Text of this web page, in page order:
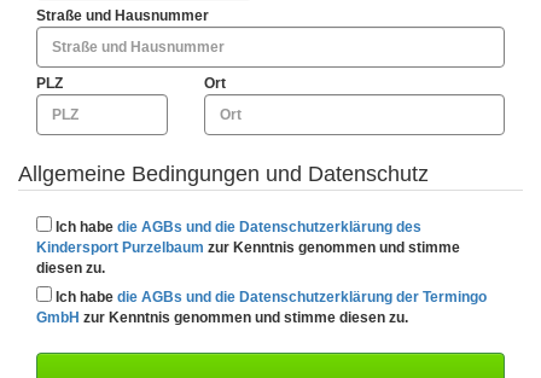
Straße und Hausnummer
PLZ Ort
Allgemeine Bedingungen und Datenschutz
Ich habe die AGBs und die Datenschutzerklärung des
Kindersport Purzelbaum zur Kenntnis genommen und stimme
diesen zu.
Ich habe die AGBs und die Datenschutzerklärung der Termingo
GmbH zur Kenntnis genommen und stimme diesen zu.